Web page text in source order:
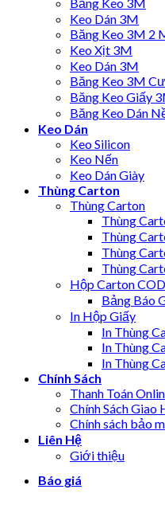
Băng Keo 3M
Keo Dán 3M
Băng Keo 3M 2
Keo Xịt 3M
Keo Dán 3M
Băng Keo 3M
Băng Keo Giấy
Băng Keo Dán
Keo Dán
Keo Silicon
Keo Nến
Keo Dán Giày
Thùng Carton
Thùng Carton
Thùng
Thùng
Thùng
Thùng
Hộp Carton COD
Bảng Báo
In Hộp Giấy
In Thùng
In Thùng
In Thùng
Chính Sách
Thanh Toán
Chính Sách Giao
Chính sách bảo
Liên Hệ
Giới thiệu
Báo giá